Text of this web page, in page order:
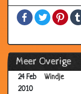
FacebookTwitter
Meer Overige
04
Mar
Ook
2010
24 Feb
2010
Windje